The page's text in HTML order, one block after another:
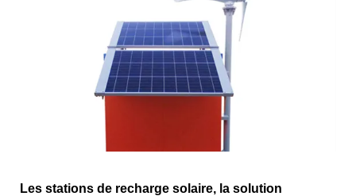
Les stations de recharge solaire, la solution